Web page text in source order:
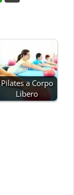
Pilates a Corpo
Libero